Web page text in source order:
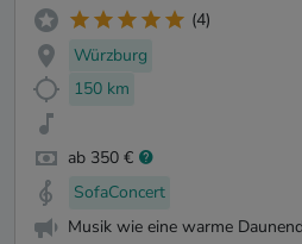
(4)
Würzburg
150 km
ab 350 €
SofaConcert
Musik wie eine warme